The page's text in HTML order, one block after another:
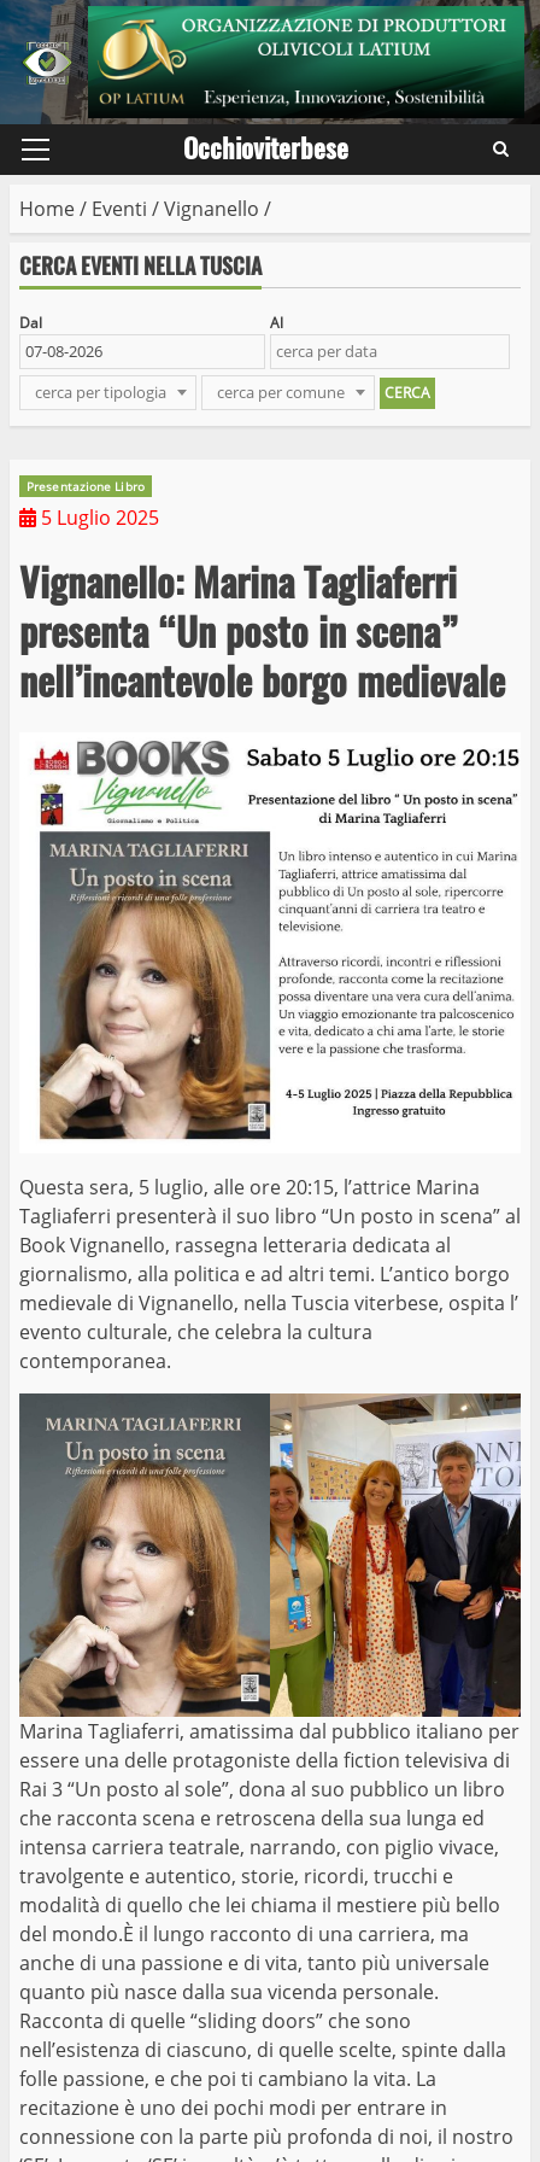
Skip
to
content
Primary
Occhioviterbese
Home/ Eventi /Vignanello /
CERCA EVENTI NELLA TUSCIA
Dal Al
cerca per tipologia cerca per comune
Presentazione Libro
5 Luglio 2025
Vignanello: Marina Tagliaferri
presenta “Un posto in scena”
nell’incantevole borgo medievale
Questa sera, 5 luglio, alle ore 20:15, l’attrice Marina
Tagliaferri presenterà il suo libro “Un posto in scena” al
Book Vignanello, rassegna letteraria dedicata al
giornalismo, alla politica e ad altri temi. L’antico borgo
medievale di Vignanello, nella Tuscia viterbese, ospita l’
evento culturale, che celebra la cultura
contemporanea.
Marina Tagliaferri, amatissima dal pubblico italiano per
essere una delle protagoniste della ﬁction televisiva di
Rai 3 “Un posto al sole”, dona al suo pubblico un libro
che racconta scena e retroscena della sua lunga ed
intensa carriera teatrale, narrando, con piglio vivace,
travolgente e autentico, storie, ricordi, trucchi e
modalità di quello che lei chiama il mestiere più bello
del mondo.È il lungo racconto di una carriera, ma
anche di una passione e di vita, tanto più universale
quanto più nasce dalla sua vicenda personale.
Racconta di quelle “sliding doors” che sono
nell’esistenza di ciascuno, di quelle scelte, spinte dalla
folle passione, e che poi ti cambiano la vita. La
recitazione è uno dei pochi modi per entrare in
connessione con la parte più profonda di noi, il nostro